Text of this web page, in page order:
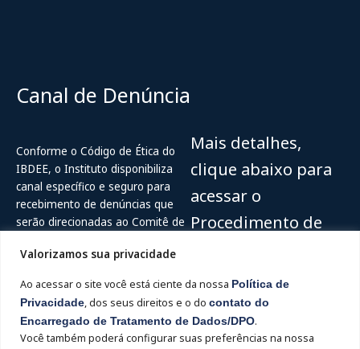
Valorizamos sua privacidade
Ao acessar o site você está ciente da nossa Política de
Privacidade, dos seus direitos e o do contato do
Encarregado de Tratamento de Dados/DPO.
Você também poderá configurar suas preferências na nossa
Canal de Denúncia
Conforme o Código de Ética do
IBDEE, o Instituto disponibiliza
canal específico e seguro para
recebimento de denúncias que
serão direcionadas ao Comitê de
Ouvidor Digital )
Hotline: 0800-515-2204
Mais detalhes,
clique abaixo para
acessar o
Procedimento de
tratamento de
denúncias
Acesse